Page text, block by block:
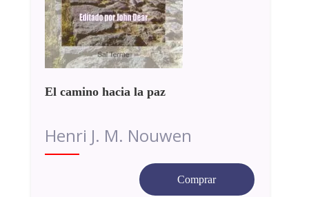
El camino hacia la paz
Henri J. M. Nouwen
Comprar